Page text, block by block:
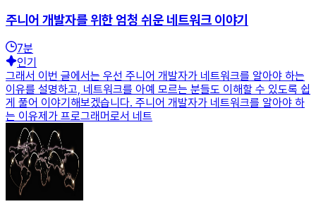
주니어 개발자를 위한 엄청 쉬운 네트워크 이야기
7분
인기
그래서 이번 글에서는 우선 주니어 개발자가 네트워크를 알아야 하는
이유를 설명하고, 네트워크를 아예 모르는 분들도 이해할 수 있도록 쉽
게 풀어 이야기해보겠습니다. 주니어 개발자가 네트워크를 알아야 하
는 이유제가 프로그래머로서 네트